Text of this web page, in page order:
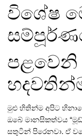
විශේෂ
පළවෙනි
මුළු හිතින්ම අපිට
ඔබේ මානසිකත්වය
සතුටින්‌ පිරෙනවා. ඒ